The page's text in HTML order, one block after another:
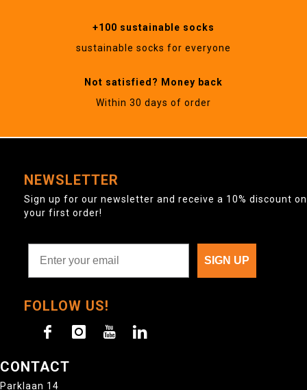
+100 sustainable socks
sustainable socks for everyone
Not satisfied? Money back
Within 30 days of order
NEWSLETTER
Sign up for our newsletter and receive a 10% discount on
your first order!
SIGN UP
FOLLOW US!
CONTACT
Parklaan 14